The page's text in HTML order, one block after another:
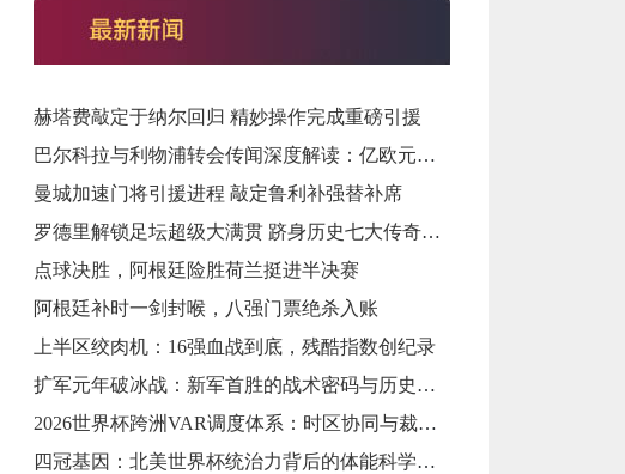
赫塔费敲定于纳尔回归 精妙操作完成重磅引援
巴尔科拉与利物浦转会传闻深度解读：亿欧元报价背后的战略博弈与市场逻辑‌
曼城加速门将引援进程 敲定鲁利补强替补席
罗德里解锁足坛超级大满贯 跻身历史七大传奇之列
点球决胜，阿根廷险胜荷兰挺进半决赛
阿根廷补时一剑封喉，八强门票绝杀入账
上半区绞肉机：16强血战到底，残酷指数创纪录
扩军元年破冰战：新军首胜的战术密码与历史镜鉴
2026世界杯跨洲VAR调度体系：时区协同与裁判人力配置优化策略
四冠基因：北美世界杯统治力背后的体能科学破译